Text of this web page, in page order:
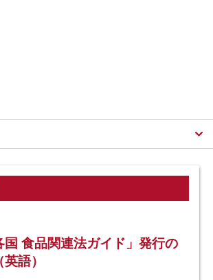
国 食品関連法ガイド」発行の
語）
研究会
共同体発足を踏まえて 東南
/ CLIENT ALERT
リアにおける義務的企業結合
その運用状況
Trends and Developments
ッケンジー、ジェイテクトの
業の譲渡案件に関して法的